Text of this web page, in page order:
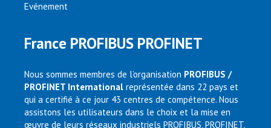
Evénement
France PROFIBUS PROFINET
Nous sommes membres de l’organisation PROFIBUS /
PROFINET International représentée dans 22 pays et
qui a certifié à ce jour 43 centres de compétence. Nous
assistons les utilisateurs dans le choix et la mise en
œuvre de leurs réseaux industriels PROFIBUS, PROFINET,